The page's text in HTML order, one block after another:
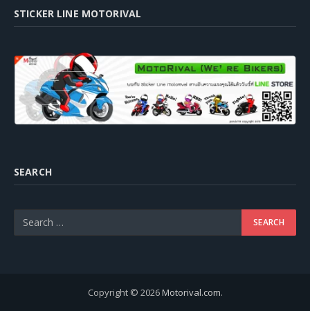
STICKER LINE MOTORIVAL
SEARCH
Copyright © 2026Motorival.com.